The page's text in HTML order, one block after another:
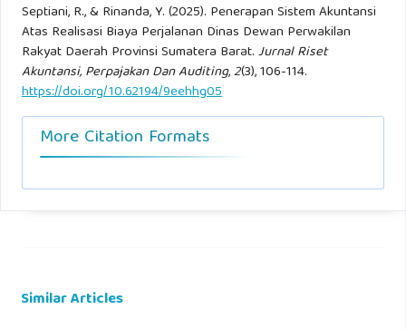
Septiani, R., & Rinanda, Y. (2025). Penerapan Sistem Akuntansi
Atas Realisasi Biaya Perjalanan Dinas Dewan Perwakilan
Rakyat Daerah Provinsi Sumatera Barat.Jurnal Riset
Akuntansi, Perpajakan Dan Auditing,2(3), 106-114.
https://doi.org/10.62194/9eehhg05
More Citation Formats
Similar Articles